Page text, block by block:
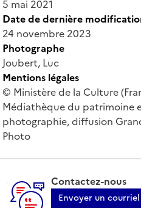
5 mai 2021
Date de dernière
24 novembre 2023
Photographe
Joubert, Luc
Mentions légales
© Ministère de la Culture
Médiathèque du patrimoine
photographie, diffusion
Photo
Contactez-nous
Envoyer un courriel